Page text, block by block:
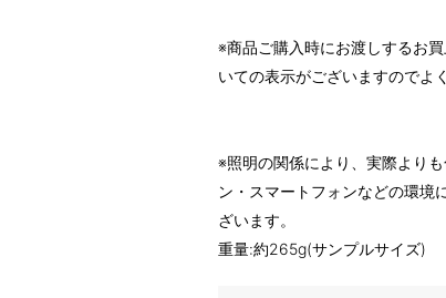
※商品ご購入時にお渡しするお
いての表示がございますのでよ
※照明の関係により、実際より
ン・スマートフォンなどの環境
ざいます。
重量:約265g(サンプルサイズ)